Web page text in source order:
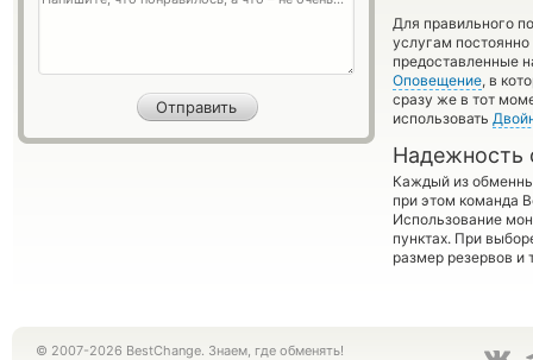
Для правильного
услугам
предоставленные
Оповещение, в
сразу же в тот
использовать
Надежность
Каждый из
при этом команда
Использование
пунктах. При
размер резервов и
© 2007-2026 BestChange. Знаем, где обменять!